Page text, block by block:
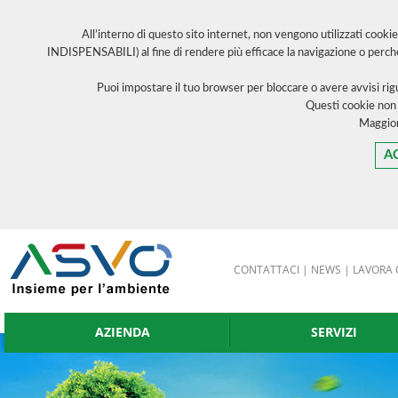
CONTATTACI | NEWS | LAVORA
All’interno di questo sito internet, non vengono utilizzati
INDISPENSABILI) al fine di rendere più efficace la navigazione o
Puoi impostare il tuo browser per bloccare o avere avvisi
Questi cookie
AZIENDA SERVIZI